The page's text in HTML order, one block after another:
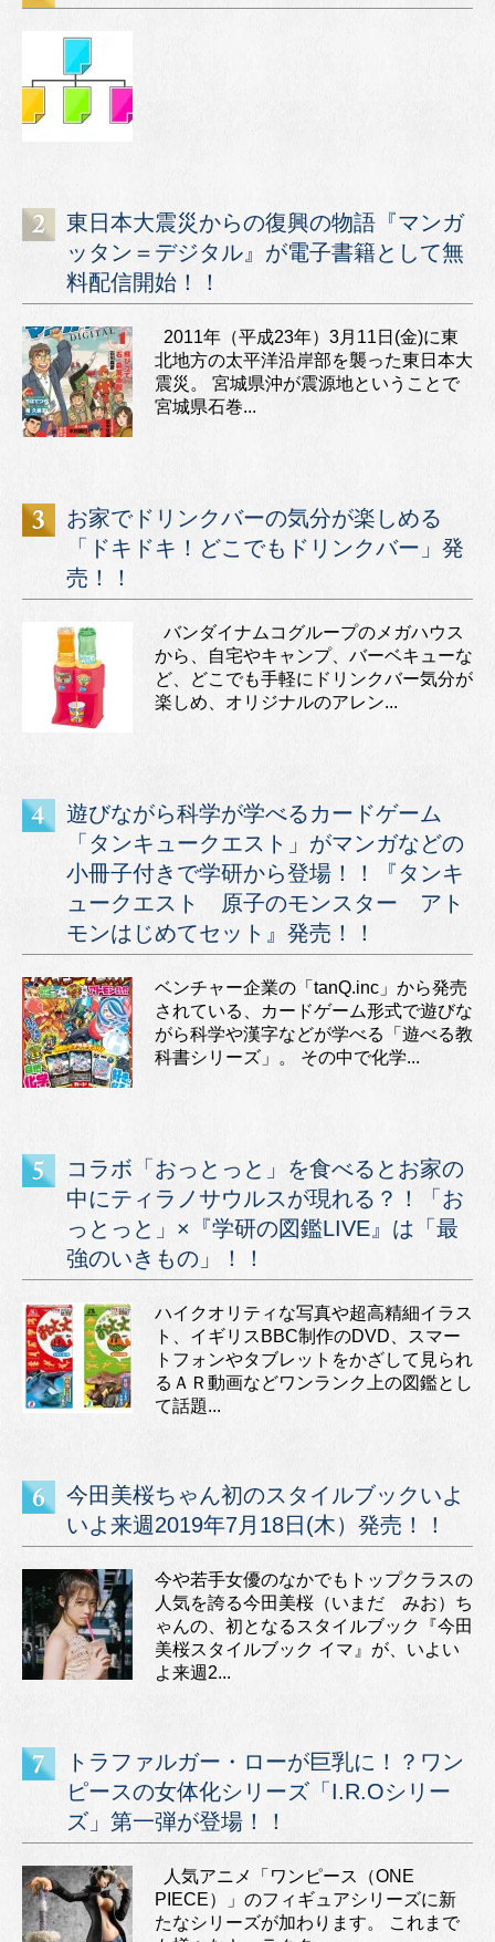
東日本大震災からの復興の物語『マンガ
ッタン＝デジタル』が電子書籍として無
料配信開始！！
2011年（平成23年）3月11日(金)に東
北地方の太平洋沿岸部を襲った東日本大
震災。 宮城県沖が震源地ということで
宮城県石巻...
お家でドリンクバーの気分が楽しめる
「ドキドキ！どこでもドリンクバー」発
売！！
バンダイナムコグループのメガハウス
から、自宅やキャンプ、バーベキューな
ど、どこでも手軽にドリンクバー気分が
楽しめ、オリジナルのアレン...
遊びながら科学が学べるカードゲーム
「タンキュークエスト」がマンガなどの
小冊子付きで学研から登場！！『タンキ
ュークエスト 原子のモンスター アト
モンはじめてセット』発売！！
ベンチャー企業の「tanQ.inc」から発売
されている、カードゲーム形式で遊びな
がら科学や漢字などが学べる「遊べる教
科書シリーズ」。 その中で化学...
コラボ「おっとっと」を食べるとお家の
中にティラノサウルスが現れる？！「お
っとっと」×『学研の図鑑LIVE』は「最
強のいきもの」！！
ハイクオリティな写真や超高精細イラス
ト、イギリスBBC制作のDVD、スマー
トフォンやタブレットをかざして見られ
るＡＲ動画などワンランク上の図鑑とし
て話題...
今田美桜ちゃん初のスタイルブックいよ
いよ来週2019年7月18日(木）発売！！
今や若手女優のなかでもトップクラスの
人気を誇る今田美桜（いまだ みお）ち
ゃんの、初となるスタイルブック『今田
美桜スタイルブック イマ』が、いよい
よ来週2...
トラファルガー・ローが巨乳に！？ワン
ピースの女体化シリーズ「I.R.Oシリー
ズ」第一弾が登場！！
人気アニメ「ワンピース（ONE
PIECE）」のフィギュアシリーズに新
たなシリーズが加わります。 これまで